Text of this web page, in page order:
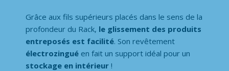
Grâce aux fils supérieurs placés dans le sens de la
profondeur du Rack, le glissement des produits
entreposés est facilité. Son revêtement
électrozingué en fait un support idéal pour un
stockage en intérieur !